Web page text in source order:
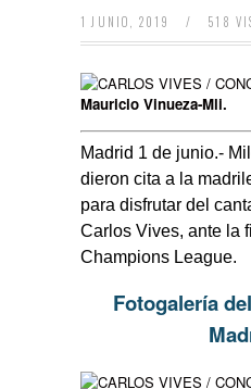
1 JUNIO, 2019 / 518
Mauricio Vinueza-Mli.
Madrid 1 de junio.-
dieron cita a la
para disfrutar del
Carlos Vives, ante la
Champions League.
Fotogalería